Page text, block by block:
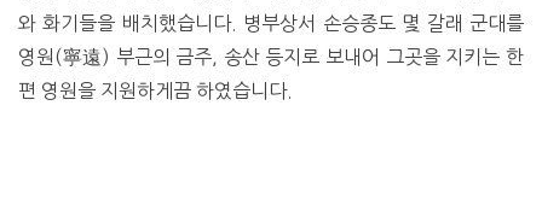
와 화기들을 배치했습니다. 병부상서 손승종도 몇 갈래 군대를
영원(寧遠) 부근의 금주, 송산 등지로 보내어 그곳을 지키는 한
편 영원을 지원하게끔 하였습니다.